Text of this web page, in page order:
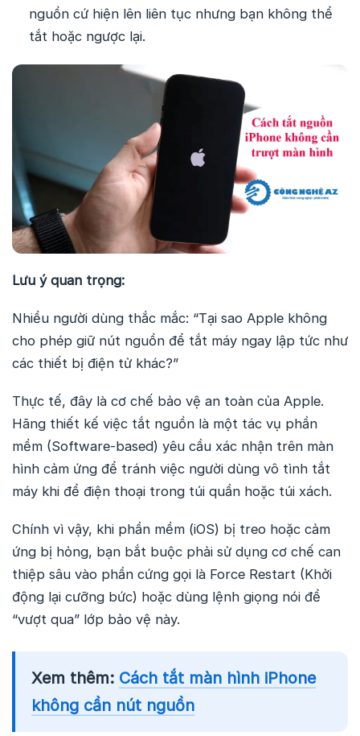
nguồn cứ hiện lên liên tục nhưng bạn không thể
tắt hoặc ngược lại.
Lưu ý quan trọng:
Nhiều người dùng thắc mắc: “Tại sao Apple không
cho phép giữ nút nguồn để tắt máy ngay lập tức như
các thiết bị điện tử khác?”
Thực tế, đây là cơ chế bảo vệ an toàn của Apple.
Hãng thiết kế việc tắt nguồn là một tác vụ phần
mềm (Software-based) yêu cầu xác nhận trên màn
hình cảm ứng để tránh việc người dùng vô tình tắt
máy khi để điện thoại trong túi quần hoặc túi xách.
Chính vì vậy, khi phần mềm (iOS) bị treo hoặc cảm
ứng bị hỏng, bạn bắt buộc phải sử dụng cơ chế can
thiệp sâu vào phần cứng gọi là Force Restart (Khởi
động lại cưỡng bức) hoặc dùng lệnh giọng nói để
“vượt qua” lớp bảo vệ này.
Xem thêm: Cách tắt màn hình iPhone
không cần nút nguồn